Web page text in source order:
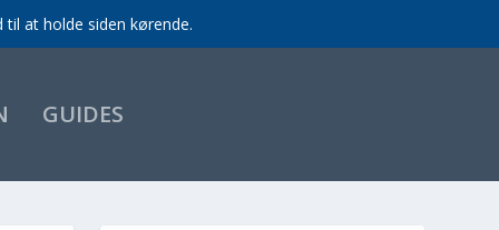
at holde siden kørende.
GUIDES